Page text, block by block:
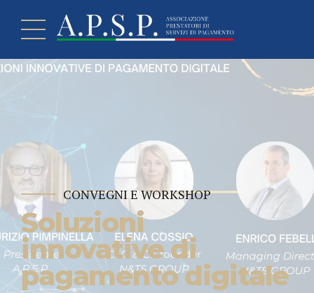
CONVEGNI E WORKSHOP
Soluzioni
innovative di
pagamento digitale